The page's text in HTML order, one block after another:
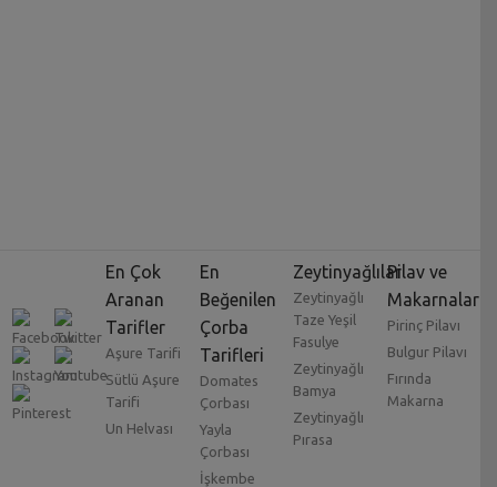
En Çok
Aranan
Tarifler
Aşure Tarifi
Sütlü Aşure
Tarifi
Un Helvası
En
Beğenilen
Çorba
Tarifleri
Domates
Çorbası
Yayla
Çorbası
İşkembe
Zeytinyağlılar
Zeytinyağlı
Taze Yeşil
Fasulye
Zeytinyağlı
Bamya
Zeytinyağlı
Pırasa
Pilav ve
Makarnalar
Pirinç Pilavı
Bulgur Pilavı
Fırında
Makarna